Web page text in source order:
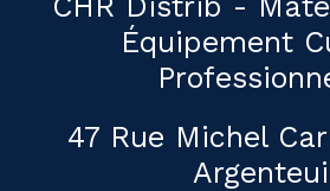
Équipement
47 Rue Michel